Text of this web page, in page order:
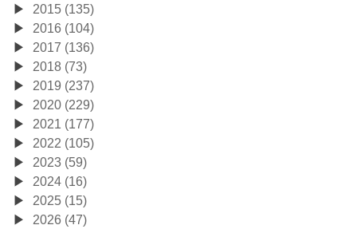
2015 (135)
2016 (104)
2017 (136)
2018 (73)
2019 (237)
2020 (229)
2021 (177)
2022 (105)
2023 (59)
2024 (16)
2025 (15)
2026 (47)